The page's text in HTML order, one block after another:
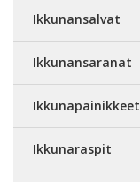
Ikkunansalvat
Ikkunansaranat
Ikkunapainikkeet
Ikkunaraspit